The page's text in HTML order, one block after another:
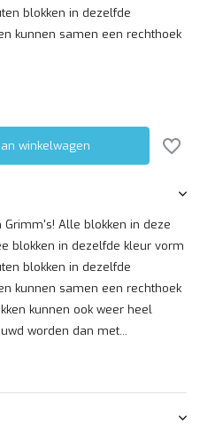
blokken in dezelfde
kunnen samen een rechthoek
winkelwagen
Alle blokken in deze
blokken in dezelfde kleur vorm
blokken in dezelfde
kunnen samen een rechthoek
kunnen ook weer heel
worden dan met...